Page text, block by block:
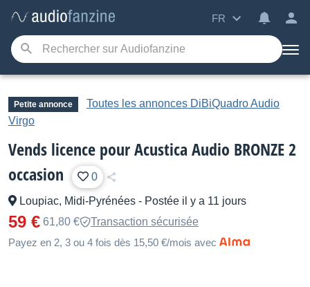
FR
Petite annonce
Toutes les annonces DiBiQuadro Audio
Virgo
Vends licence pour Acustica Audio BRONZE 2
occasion
0
Loupiac, Midi-Pyrénées - Postée il y a 11 jours
59 € 61,80 €
Transaction sécurisée
Payez en 2, 3 ou 4 fois dès 15,50 €/mois avec